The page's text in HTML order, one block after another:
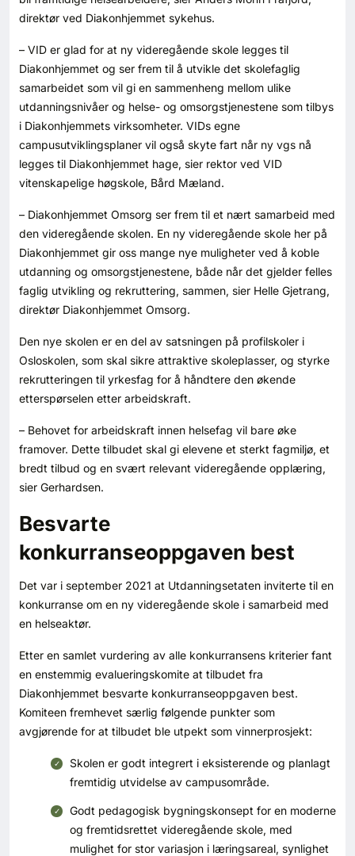
direktør ved Diakonhjemmet sykehus.
– VID er glad for at ny videregående skole legges til
Diakonhjemmet og ser frem til å utvikle det skolefaglig
samarbeidet som vil gi en sammenheng mellom ulike
utdanningsnivåer og helse- og omsorgstjenestene som tilbys
i Diakonhjemmets virksomheter. VIDs egne
campusutviklingsplaner vil også skyte fart når ny vgs nå
legges til Diakonhjemmet hage, sier rektor ved VID
vitenskapelige høgskole, Bård Mæland.
– Diakonhjemmet Omsorg ser frem til et nært samarbeid med
den videregående skolen. En ny videregående skole her på
Diakonhjemmet gir oss mange nye muligheter ved å koble
utdanning og omsorgstjenestene, både når det gjelder felles
faglig utvikling og rekruttering, sammen, sier Helle Gjetrang,
direktør Diakonhjemmet Omsorg.
Den nye skolen er en del av satsningen på profilskoler i
Osloskolen, som skal sikre attraktive skoleplasser, og styrke
rekrutteringen til yrkesfag for å håndtere den økende
etterspørselen etter arbeidskraft.
– Behovet for arbeidskraft innen helsefag vil bare øke
framover. Dette tilbudet skal gi elevene et sterkt fagmiljø, et
bredt tilbud og en svært relevant videregående opplæring,
sier Gerhardsen.
Besvarte
konkurranseoppgaven best
Det var i september 2021 at Utdanningsetaten inviterte til en
konkurranse om en ny videregående skole i samarbeid med
en helseaktør.
Etter en samlet vurdering av alle konkurransens kriterier fant
en enstemmig evalueringskomite at tilbudet fra
Diakonhjemmet besvarte konkurranseoppgaven best.
Komiteen fremhevet særlig følgende punkter som
avgjørende for at tilbudet ble utpekt som vinnerprosjekt:
Skolen er godt integrert i eksisterende og planlagt
fremtidig utvidelse av campusområde.
Godt pedagogisk bygningskonsept for en moderne
og fremtidsrettet videregående skole, med
mulighet for stor variasjon i læringsareal, synlighet